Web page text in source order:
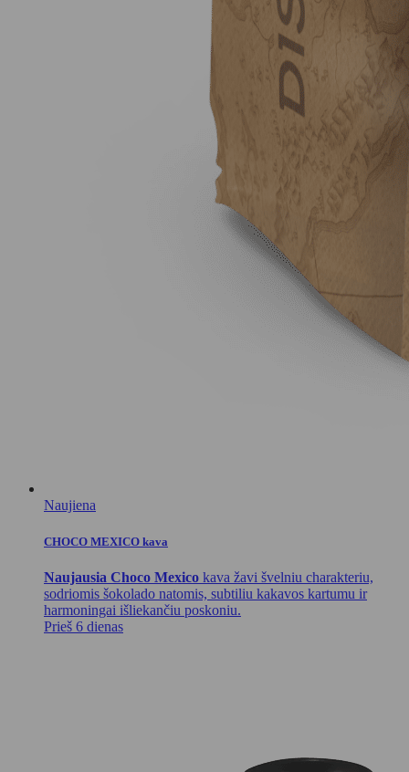
Naujiena
CHOCO MEXICO kava
Naujausia Choco Mexico kava žavi švelniu charakteriu,
sodriomis šokolado natomis, subtiliu kakavos kartumu ir
harmoningai išliekančiu poskoniu.
Prieš 6 dienas